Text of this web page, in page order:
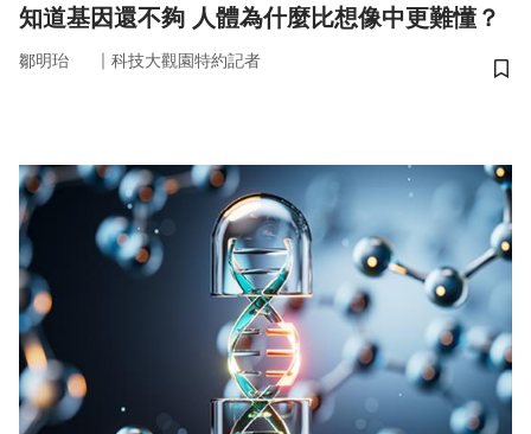
知道基因還不夠 人體為什麼比想像中更難懂？
鄒明珆 ｜ 科技大觀園特約記者
儲